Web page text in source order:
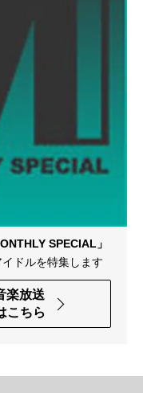
SPECIAL」
ドルを特集します
楽放送
こちら